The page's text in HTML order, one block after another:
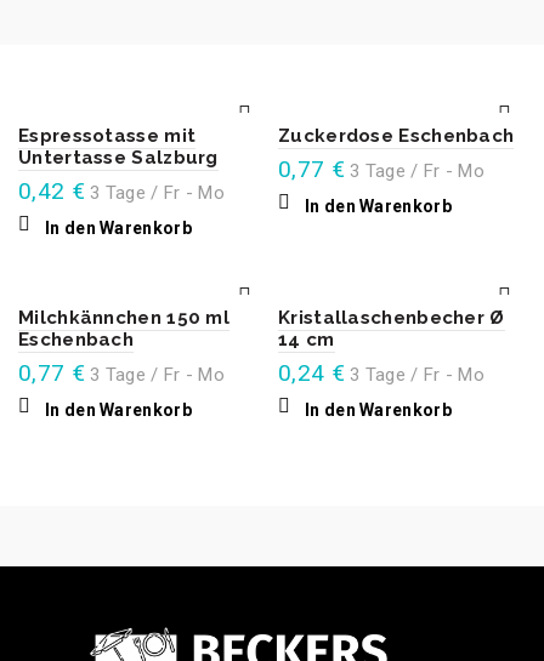
Espressotasse mit
Untertasse Salzburg
0,42 € 3 Tage / Fr - Mo
In den Warenkorb
Zuckerdose Eschenbach
0,77 € 3 Tage / Fr - Mo
In den Warenkorb
Milchkännchen 150 ml
Eschenbach
0,77 € 3 Tage / Fr - Mo
In den Warenkorb
Kristallaschenbecher Ø
14 cm
0,24 € 3 Tage / Fr - Mo
In den Warenkorb